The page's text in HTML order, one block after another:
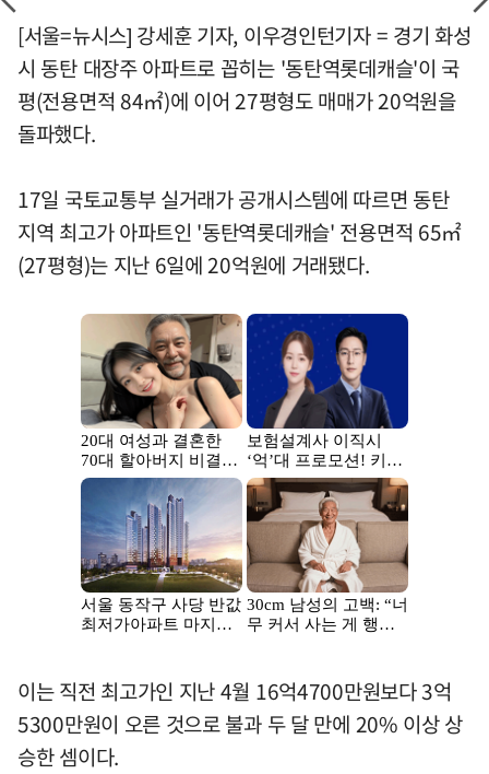
[서울=뉴시스] 강세훈 기자, 이우경인턴기자 = 경기 화성
시 동탄 대장주 아파트로 꼽히는 '동탄역롯데캐슬'이 국
평(전용면적 84㎡)에 이어 27평형도 매매가 20억원을
돌파했다.
17일 국토교통부 실거래가 공개시스템에 따르면 동탄
지역 최고가 아파트인 '동탄역롯데캐슬' 전용면적 65㎡
(27평형)는 지난 6일에 20억원에 거래됐다.
이는 직전 최고가인 지난 4월 16억4700만원보다 3억
5300만원이 오른 것으로 불과 두 달 만에 20% 이상 상
승한 셈이다.